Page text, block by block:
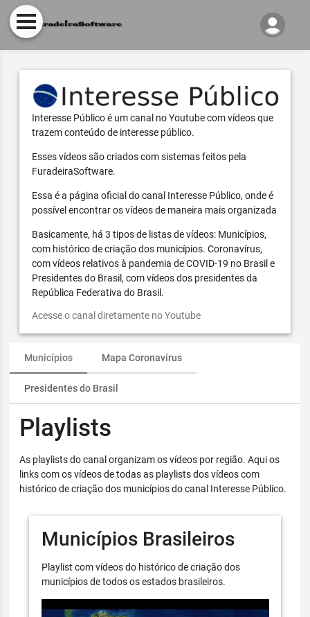
Interesse Público é um canal no Youtube com vídeos que
trazem conteúdo de interesse público.
Esses vídeos são criados com sistemas feitos pela
FuradeiraSoftware.
Essa é a página oficial do canal Interesse Público, onde é
possível encontrar os vídeos de maneira mais organizada
Basicamente, há 3 tipos de listas de vídeos: Municípios,
com histórico de criação dos municípios. Coronavírus,
com vídeos relativos à pandemia de COVID-19 no Brasil e
Presidentes do Brasil, com vídeos dos presidentes da
República Federativa do Brasil.
Acesse o canal diretamente no Youtube
Municípios Mapa Coronavírus
Presidentes do Brasil
Playlists
As playlists do canal organizam os vídeos por região. Aqui os
links com os vídeos de todas as playlists dos vídeos com
histórico de criação dos municípios do canal Interesse Público.
Municípios Brasileiros
Playlist com vídeos do histórico de criação dos
municípios de todos os estados brasileiros.